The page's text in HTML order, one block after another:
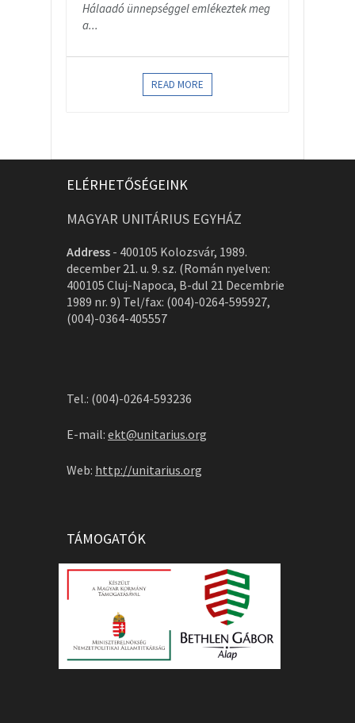
Hálaadó ünnepséggel emlékeztek meg
a...
READ MORE
ELÉRHETŐSÉGEINK
MAGYAR UNITÁRIUS EGYHÁZ
Address - 400105 Kolozsvár, 1989.
december 21. u. 9. sz. (Román nyelven:
400105 Cluj-Napoca, B-dul 21 Decembrie
1989 nr. 9) Tel/fax: (004)-0264-595927,
(004)-0364-405557
Tel.: (004)-0264-593236
E-mail: ekt@unitarius.org
Web: http://unitarius.org
TÁMOGATÓK